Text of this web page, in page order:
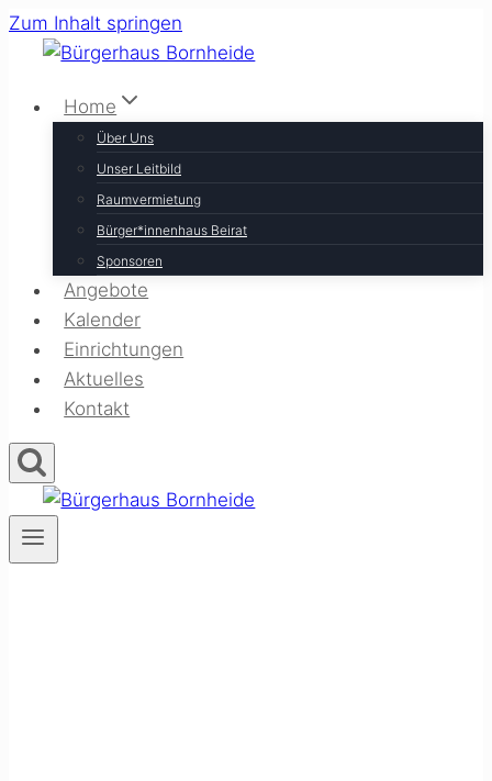
Zum Inhalt springen
Home
Über Uns
Unser Leitbild
Raumvermietung
Bürger*innenhaus Beirat
Sponsoren
Angebote
Kalender
Einrichtungen
Aktuelles
Kontakt